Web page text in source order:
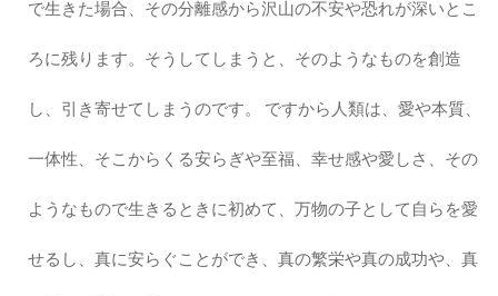
で生きた場合、その分離感から沢山の不安や恐れが深いとこ
ろに残ります。そうしてしまうと、そのようなものを創造
し、引き寄せてしまうのです。 ですから人類は、愛や本質、
一体性、そこからくる安らぎや至福、幸せ感や愛しさ、その
ようなもので生きるときに初めて、万物の子として自らを愛
せるし、真に安らぐことができ、真の繁栄や真の成功や、真